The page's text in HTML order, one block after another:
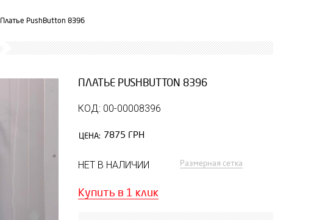
Платье PushButton 8396
ПЛАТЬЕ PUSHBUTTON 8396
КОД: 00-00008396
ЦЕНА: 7875 ГРН
НЕТ В НАЛИЧИИ Размерная сетка
Купить в 1 клик